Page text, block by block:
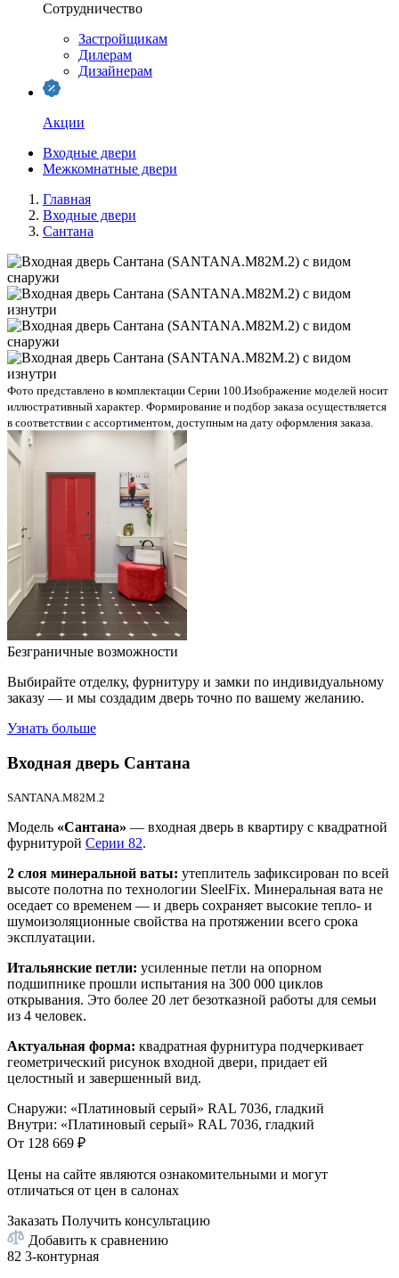
Сотрудничество
Застройщикам
Дилерам
Дизайнерам
Акции
Входные двери
Межкомнатные двери
Главная
Входные двери
Сантана
Фото представлено в комплектации Серии 100.Изображение моделей носит
иллюстративный характер. Формирование и подбор заказа осуществляется
в соответствии с ассортиментом, доступным на дату оформления заказа.
Безграничные возможности
Выбирайте отделку, фурнитуру и замки по индивидуальному
заказу — и мы создадим дверь точно по вашему желанию.
Узнать больше
Входная дверь Сантана
SANTANA.M82M.2
Модель «Сантана» — входная дверь в квартиру с квадратной
фурнитурой Серии 82.
2 слоя минеральной ваты: утеплитель зафиксирован по всей
высоте полотна по технологии SleelFix. Минеральная вата не
оседает со временем — и дверь сохраняет высокие тепло- и
шумоизоляционные свойства на протяжении всего срока
эксплуатации.
Итальянские петли: усиленные петли на опорном
подшипнике прошли испытания на 300 000 циклов
открывания. Это более 20 лет безотказной работы для семьи
из 4 человек.
Актуальная форма: квадратная фурнитура подчеркивает
геометрический рисунок входной двери, придает ей
целостный и завершенный вид.
Снаружи: «Платиновый серый» RAL 7036, гладкий
Внутри: «Платиновый серый» RAL 7036, гладкий
От 128 669 ₽
Цены на сайте являются ознакомительными и могут
отличаться от цен в салонах
Заказать Получить консультацию
Добавить к сравнению
82 3-контурная